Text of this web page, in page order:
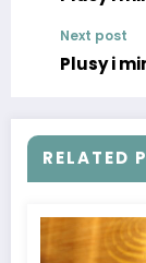
Next post
Plusy i
RELATED